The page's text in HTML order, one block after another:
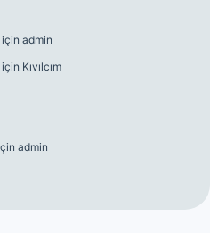
için admin
için Kıvılcım
admin